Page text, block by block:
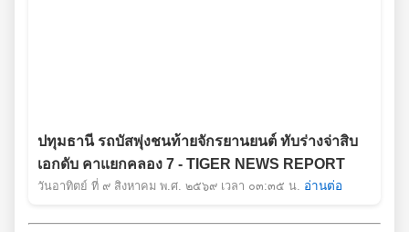
ปทุมธานี รถบัสพุ่งชนท้ายจักรยานยนต์ ทับร่างจ่าสิบ
เอกดับ คาแยกคลอง 7 - TIGER NEWS REPORT
วันอาทิตย์ ที่ ๙ สิงหาคม พ.ศ. ๒๕๖๙ เวลา ๐๓:๓๕ น. อ่านต่อ